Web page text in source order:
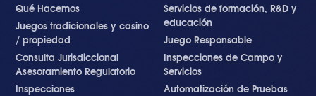
Qué Hacemos
Juegos tradicionales y casino
/ propiedad
Consulta Jurisdiccional
Asesoramiento Regulatorio
Inspecciones
Servicios de formación, R&D y
educación
Juego Responsable
Inspecciones de Campo y
Servicios
Automatización de Pruebas